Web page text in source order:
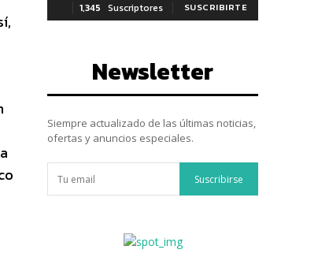
1,345 Suscriptores SUSCRIBIRTE
Newsletter
Siempre actualizado de las últimas noticias,
ofertas y anuncios especiales.
Suscribirse